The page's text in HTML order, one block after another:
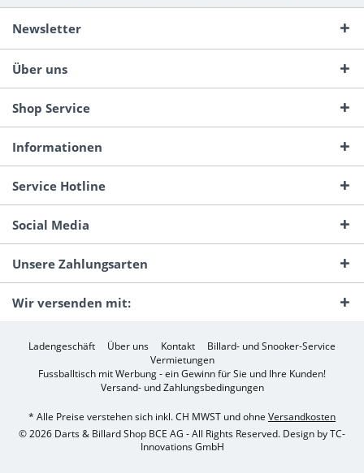
Newsletter
Über uns
Shop Service
Informationen
Service Hotline
Social Media
Unsere Zahlungsarten
Wir versenden mit:
Ladengeschäft Über uns Kontakt
Billard- und Snooker-Service
Vermietungen
Fussballtisch mit Werbung - ein Gewinn für Sie und Ihre Kunden!
Versand- und Zahlungsbedingungen
* Alle Preise verstehen sich inkl. CH MWST und ohne Versandkosten
© 2026 Darts & Billard Shop BCE AG - All Rights Reserved. Design byTC-
Innovations GmbH